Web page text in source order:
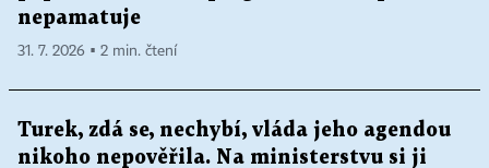
nepamatuje
31. 7. 2026 ▪ 2 min. čtení
Turek, zdá se, nechybí, vláda jeho agendou
nikoho nepověřila. Na ministerstvu si ji